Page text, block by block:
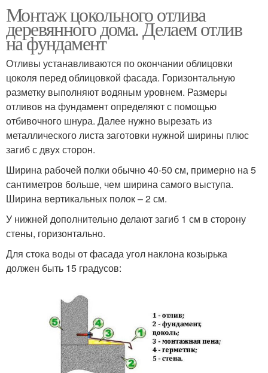
Монтаж цокольного отлива
деревянного дома. Делаем отлив
на фундамент
Отливы устанавливаются по окончании облицовки
цоколя перед облицовкой фасада. Горизонтальную
разметку выполняют водяным уровнем. Размеры
отливов на фундамент определяют с помощью
отбивочного шнура. Далее нужно вырезать из
металлического листа заготовки нужной ширины плюс
загиб с двух сторон.
Ширина рабочей полки обычно 40-50 см, примерно на 5
сантиметров больше, чем ширина самого выступа.
Ширина вертикальных полок – 2 см.
У нижней дополнительно делают загиб 1 см в сторону
стены, горизонтально.
Для стока воды от фасада угол наклона козырька
должен быть 15 градусов: